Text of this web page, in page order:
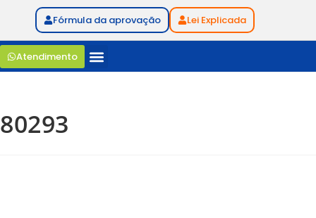
Fórmula da aprovação Lei Explicada
Atendimento
80293